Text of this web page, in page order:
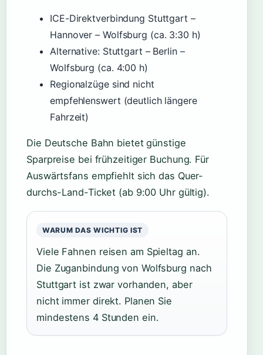
ICE-Direktverbindung Stuttgart –
Hannover – Wolfsburg (ca. 3:30 h)
Alternative: Stuttgart – Berlin –
Wolfsburg (ca. 4:00 h)
Regionalzüge sind nicht
empfehlenswert (deutlich längere
Fahrzeit)
Die Deutsche Bahn bietet günstige
Sparpreise bei frühzeitiger Buchung. Für
Auswärtsfans empfiehlt sich das Quer-
durchs-Land-Ticket (ab 9:00 Uhr gültig).
WARUM DAS WICHTIG IST
Viele Fahnen reisen am Spieltag an.
Die Zuganbindung von Wolfsburg nach
Stuttgart ist zwar vorhanden, aber
nicht immer direkt. Planen Sie
mindestens 4 Stunden ein.